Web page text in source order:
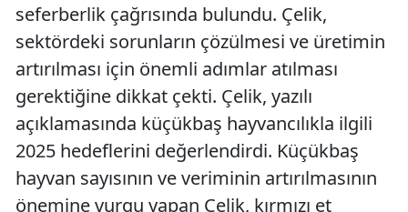
seferberlik çağrısında bulundu. Çelik,
sektördeki sorunların çözülmesi ve üretimin
artırılması için önemli adımlar atılması
gerektiğine dikkat çekti. Çelik, yazılı
açıklamasında küçükbaş hayvancılıkla ilgili
2025 hedeflerini değerlendirdi. Küçükbaş
hayvan sayısının ve veriminin artırılmasının
önemine vurgu yapan Çelik, kırmızı et